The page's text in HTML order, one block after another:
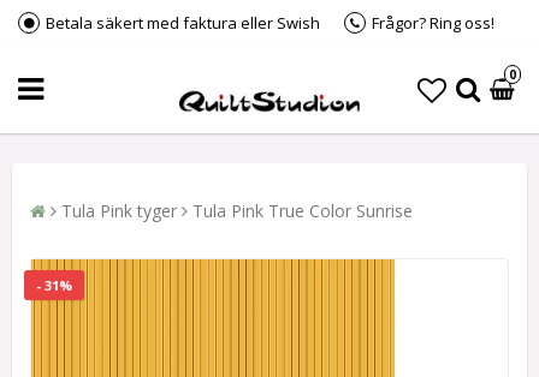
Betala säkert med faktura eller Swish Frågor? Ring oss!
0
Tula Pink tyger Tula Pink True Color Sunrise
- 31%